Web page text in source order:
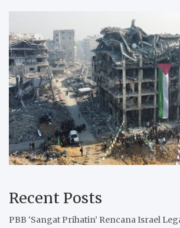
Recent Posts
PBB ‘Sangat Prihatin’ Rencana Israel